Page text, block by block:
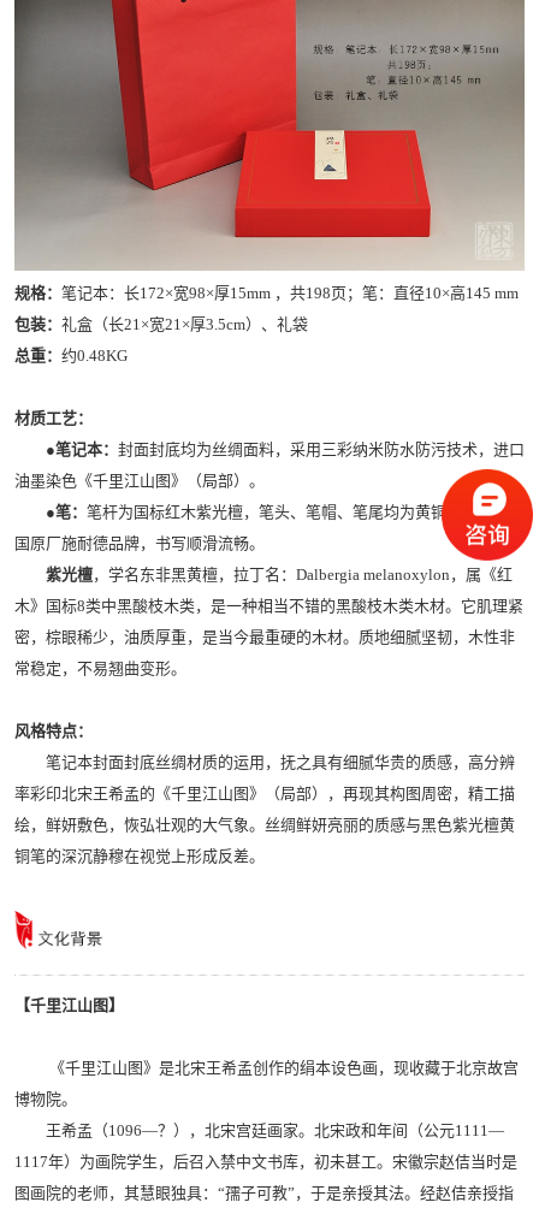
规格： 笔记本：长172×宽98×厚15mm ，共198页；笔：直径10×高145 mm
包装： 礼盒（长21×宽21×厚3.5cm）、礼袋
总重： 约0.48KG
材质工艺：
●笔记本： 封面封底均为丝绸面料，采用三彩纳米防水防污技术，进口
油墨染色《千里江山图》（局部）。
●笔： 笔杆为国标红木紫光檀，笔头、笔帽、笔尾均为黄铜，笔芯为德
国原厂施耐德品牌，书写顺滑流畅。
紫光檀，学名东非黑黄檀，拉丁名：Dalbergia melanoxylon，属《红
木》国标8类中黑酸枝木类，是一种相当不错的黑酸枝木类木材。它肌理紧
密，棕眼稀少，油质厚重，是当今最重硬的木材。质地细腻坚韧，木性非
常稳定，不易翘曲变形。
风格特点：
笔记本封面封底丝绸材质的运用，抚之具有细腻华贵的质感，高分辨
率彩印北宋王希孟的《千里江山图》（局部），再现其构图周密，精工描
绘，鲜妍敷色，恢弘壮观的大气象。丝绸鲜妍亮丽的质感与黑色紫光檀黄
铜笔的深沉静穆在视觉上形成反差。
【千里江山图】
《千里江山图》是北宋王希孟创作的绢本设色画，现收藏于北京故宫
博物院。
王希孟（1096—？），北宋宫廷画家。北宋政和年间（公元1111—
1117年）为画院学生，后召入禁中文书库，初未甚工。宋徽宗赵佶当时是
图画院的老师，其慧眼独具：“孺子可教”，于是亲授其法。经赵佶亲授指